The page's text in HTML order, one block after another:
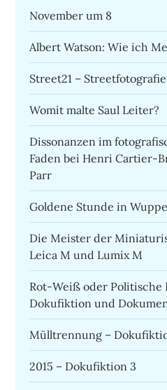
November um 8
Albert Watson: Wie ich
Street21 –
Womit malte Saul Leiter?
Dissonanzen im
Faden bei Henri Cartier-
Parr
Goldene Stunde in
Die Meister der
Leica M und Lumix M
Rot-Weiß oder Politische
Dokufiktion und
Mülltrennung –
2015 – Dokufiktion 3